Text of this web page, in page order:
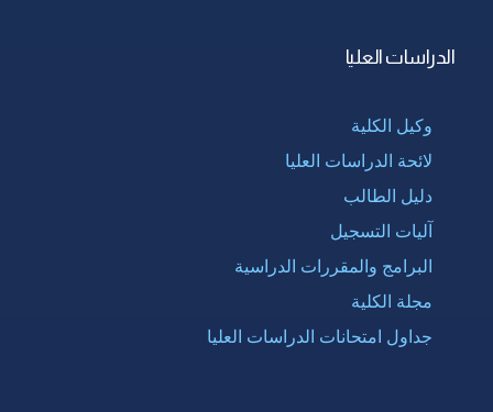
الدراسات العليا
وكيل الكلية
لائحة الدراسات العليا
دليل الطالب
آليات التسجيل
البرامج والمقررات الدراسية
مجلة الكلية
جداول امتحانات الدراسات العليا